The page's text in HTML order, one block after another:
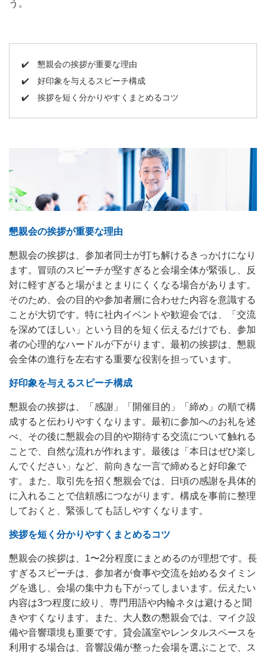
う。
✔️ 懇親会の挨拶が重要な理由
✔️ 好印象を与えるスピーチ構成
✔️ 挨拶を短く分かりやすくまとめるコツ
懇親会の挨拶が重要な理由
懇親会の挨拶は、参加者同士が打ち解けるきっかけになり
ます。冒頭のスピーチが堅すぎると会場全体が緊張し、反
対に軽すぎると場がまとまりにくくなる場合があります。
そのため、会の目的や参加者層に合わせた内容を意識する
ことが大切です。特に社内イベントや歓迎会では、「交流
を深めてほしい」という目的を短く伝えるだけでも、参加
者の心理的なハードルが下がります。最初の挨拶は、懇親
会全体の進行を左右する重要な役割を担っています。
好印象を与えるスピーチ構成
懇親会の挨拶は、「感謝」「開催目的」「締め」の順で構
成すると伝わりやすくなります。最初に参加へのお礼を述
べ、その後に懇親会の目的や期待する交流について触れる
ことで、自然な流れが作れます。最後は「本日はぜひ楽し
んでください」など、前向きな一言で締めると好印象で
す。また、取引先を招く懇親会では、日頃の感謝を具体的
に入れることで信頼感につながります。構成を事前に整理
しておくと、緊張しても話しやすくなります。
挨拶を短く分かりやすくまとめるコツ
懇親会の挨拶は、1〜2分程度にまとめるのが理想です。長
すぎるスピーチは、参加者が食事や交流を始めるタイミン
グを逃し、会場の集中力も下がってしまいます。伝えたい
内容は3つ程度に絞り、専門用語や内輪ネタは避けると聞
きやすくなります。また、大人数の懇親会では、マイク設
備や音響環境も重要です。貸会議室やレンタルスペースを
利用する場合は、音響設備が整った会場を選ぶことで、ス